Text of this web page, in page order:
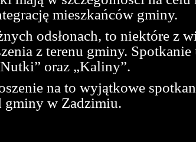
mieszkańców gminy.
odsłonach, to niektóre z
z terenu gminy. Spotkanie
oraz „Kaliny”.
na to wyjątkowe
gminy w Zadzimiu.